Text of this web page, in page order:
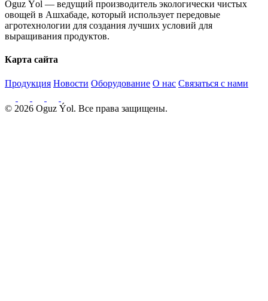
Oguz Ýol — ведущий производитель экологически чистых
овощей в Ашхабаде, который использует передовые
агротехнологии для создания лучших условий для
выращивания продуктов.
Карта сайта
Продукция Новости Оборудование О нас Связаться с нами
© 2026 Oguz Ýol. Все права защищены.